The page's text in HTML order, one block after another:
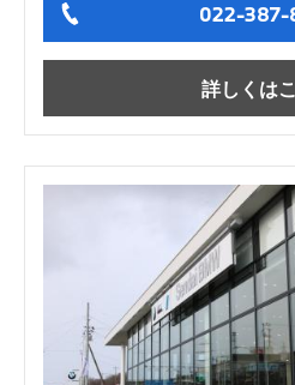
022-387-
詳しくは